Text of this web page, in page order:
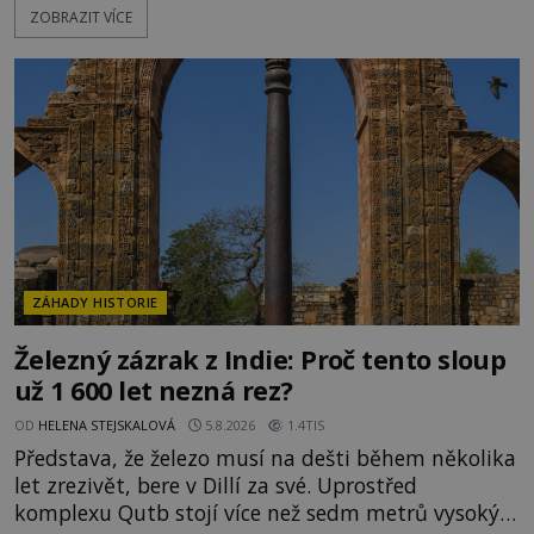
záhady, krádeže i nečekané objevy. Jejich osudy
o skutečné historické události. Ve středověké
Evropě mají relikvie mimořádnou hodnotu. Nejsou
jen předmětem úcty
ZOBRAZIT VÍCE
ZÁHADY HISTORIE
Železný zázrak z Indie: Proč tento sloup
už 1 600 let nezná rez?
OD HELENA STEJSKALOVÁ 5.8.2026 1.4TIS
Představa, že železo musí na dešti během několika
let zrezivět, bere v Dillí za své. Uprostřed
komplexu Qutb stojí více než sedm metrů vysoký